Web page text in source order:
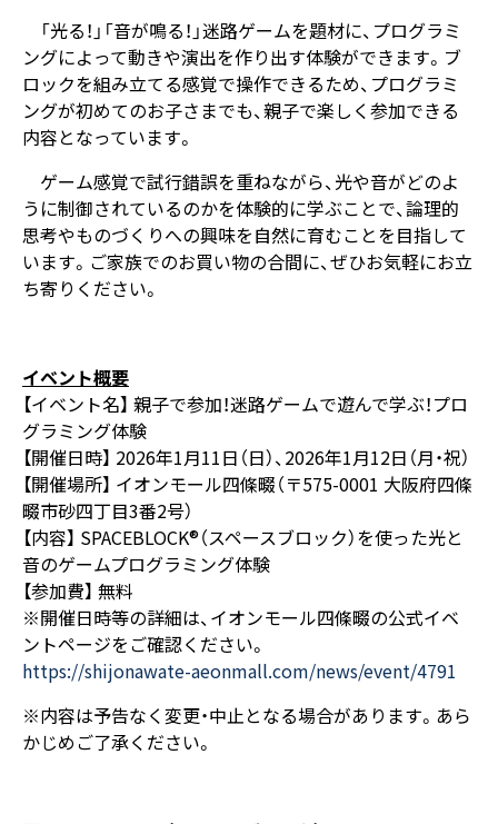
「光る！」「音が鳴る！」迷路ゲームを題材に、プログラミ
ングによって動きや演出を作り出す体験ができます。ブ
ロックを組み立てる感覚で操作できるため、プログラミ
ングが初めてのお子さまでも、親子で楽しく参加できる
内容となっています。
ゲーム感覚で試行錯誤を重ねながら、光や音がどのよ
うに制御されているのかを体験的に学ぶことで、論理的
思考やものづくりへの興味を自然に育むことを目指して
います。ご家族でのお買い物の合間に、ぜひお気軽にお立
ち寄りください。
イベント概要
【イベント名】 親子で参加！迷路ゲームで遊んで学ぶ！プロ
グラミング体験
【開催日時】 2026年1月11日（日）、2026年1月12日（月・祝）
【開催場所】 イオンモール四條畷（〒575-0001 大阪府四條
畷市砂四丁目3番2号）
【内容】 SPACEBLOCK®（スペースブロック）を使った光と
音のゲームプログラミング体験
【参加費】 無料
※開催日時等の詳細は、イオンモール四條畷の公式イベ
ントページをご確認ください。
https://shijonawate-aeonmall.com/news/event/4791
※内容は予告なく変更・中止となる場合があります。あら
かじめご了承ください。